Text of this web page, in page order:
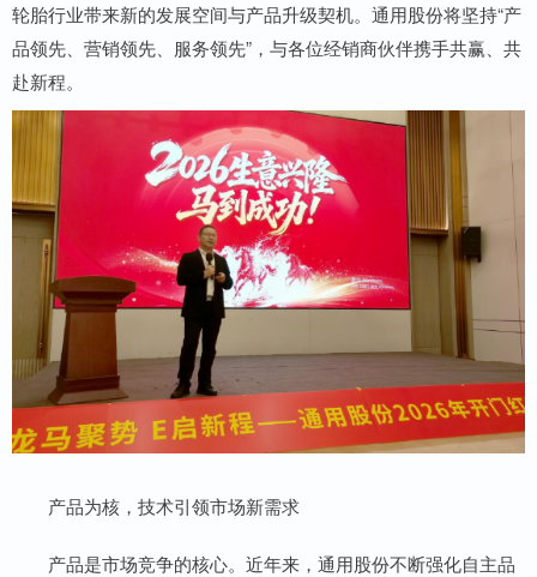
轮胎行业带来新的发展空间与产品升级契机。通用股份将坚持“产
品领先、营销领先、服务领先”，与各位经销商伙伴携手共赢、共
赴新程。
产品为核，技术引领市场新需求
产品是市场竞争的核心。近年来，通用股份不断强化自主品